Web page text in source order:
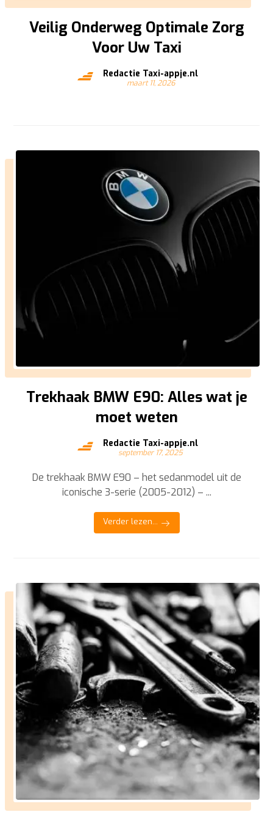
Veilig Onderweg Optimale Zorg
Voor Uw Taxi
Redactie Taxi-appje.nl
maart 11, 2026
Trekhaak BMW E90: Alles wat je
moet weten
Redactie Taxi-appje.nl
september 17, 2025
De trekhaak BMW E90 – het sedanmodel uit de
iconische 3-serie (2005-2012) – ...
Verder lezen...